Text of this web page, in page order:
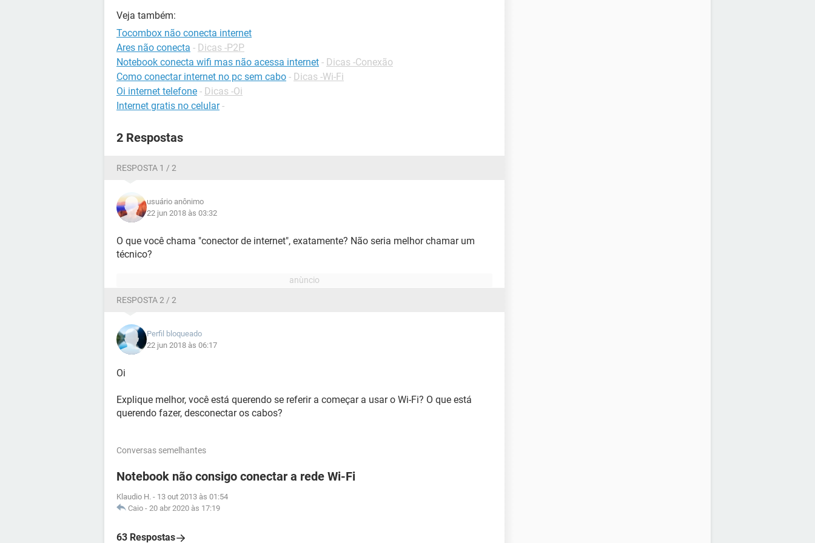
Veja também:
Tocombox não conecta internet
Ares não conecta - Dicas -P2P
Notebook conecta wifi mas não acessa internet - Dicas -Conexão
Como conectar internet no pc sem cabo - Dicas -Wi-Fi
Oi internet telefone - Dicas -Oi
Internet gratis no celular -
2 Respostas
RESPOSTA 1 / 2
usuário anônimo
22 jun 2018 às 03:32
O que você chama "conector de internet", exatamente? Não seria melhor chamar um
técnico?
RESPOSTA 2 / 2
Perfil bloqueado
22 jun 2018 às 06:17
Oi
Explique melhor, você está querendo se referir a começar a usar o Wi-Fi? O que está
querendo fazer, desconectar os cabos?
Conversas semelhantes
Notebook não consigo conectar a rede Wi-Fi
Klaudio H. - 13 out 2013 às 01:54
Caio - 20 abr 2020 às 17:19
63 Respostas